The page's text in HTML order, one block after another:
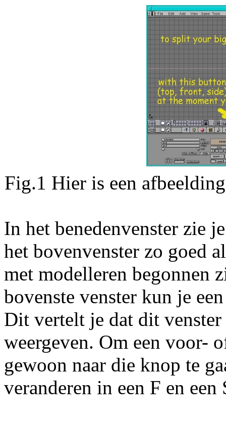
Fig.1 Hier is een
In het benedenvenster zie
het bovenvenster zo goed
met modelleren begonnen
bovenste venster kun je
Dit vertelt je dat dit venster
weergeven. Om een voor-
gewoon naar die knop te
veranderen in een F en een